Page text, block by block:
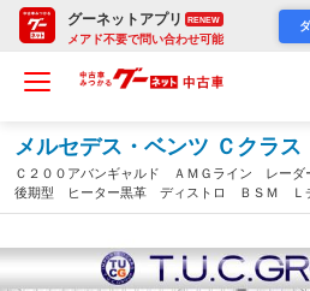
グーネットアプリ RENEW
メアド不要で問い合わせ可能
メルセデス・ベンツ Ｃクラス
Ｃ２００アバンギャルド ＡＭＧライン レーダ
後期型 ヒーター黒革 ディストロ ＢＳＭ Ｌ
進 ＡＭＧエアロ１８ＡＷ キーＧＯ パークト